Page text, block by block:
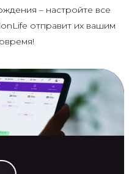
– настройте все
отправит их вашим